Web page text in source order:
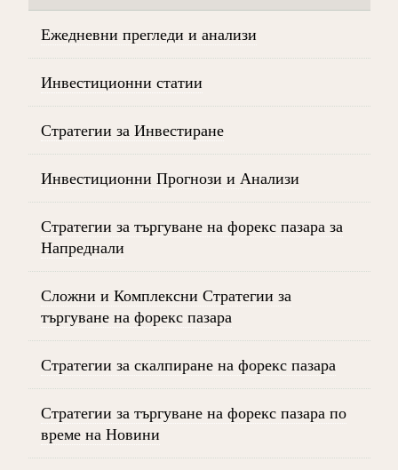
Ежедневни прегледи и анализи
Инвестиционни статии
Стратегии за Инвестиране
Инвестиционни Прогнози и Анализи
Стратегии за търгуване на форекс пазара за
Напреднали
Сложни и Комплексни Стратегии за
търгуване на форекс пазара
Стратегии за скалпиране на форекс пазара
Стратегии за търгуване на форекс пазара по
време на Новини